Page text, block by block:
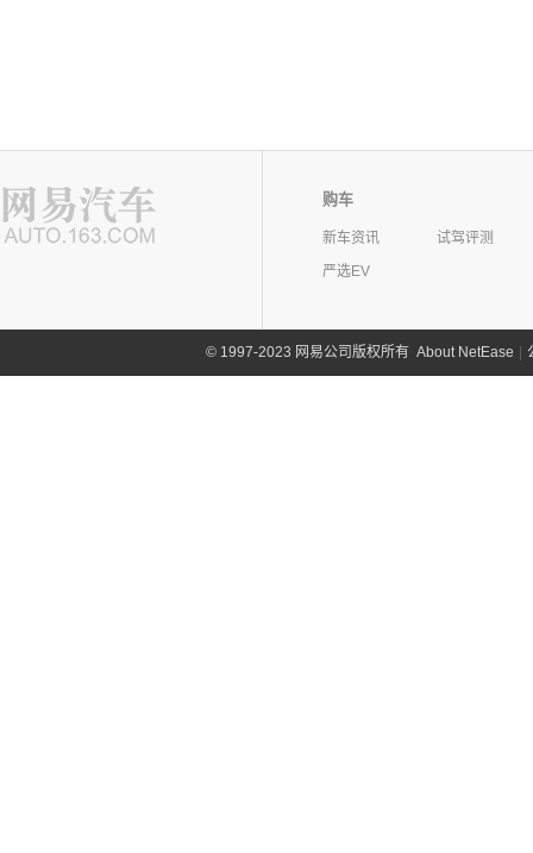
购车
新车资讯
试驾评测
严选EV
©1997-2023 网易公司版权所有 About NetEase